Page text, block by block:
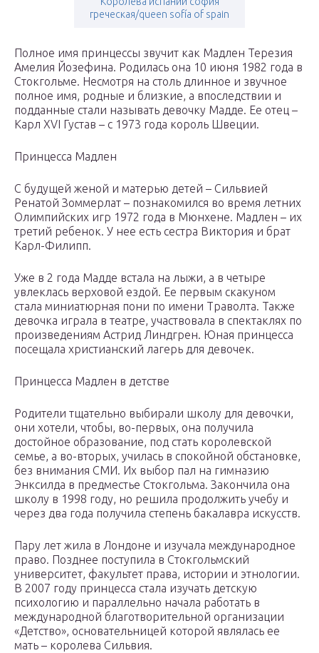
греческая/queen sofía of spain
Полное имя принцессы звучит как Мадлен Терезия
Амелия Йозефина. Родилась она 10 июня 1982 года в
Стокгольме. Несмотря на столь длинное и звучное
полное имя, родные и близкие, а впоследствии и
подданные стали называть девочку Мадде. Ее отец –
Карл XVI Густав – с 1973 года король Швеции.
Принцесса Мадлен
С будущей женой и матерью детей – Сильвией
Ренатой Зоммерлат – познакомился во время летних
Олимпийских игр 1972 года в Мюнхене. Мадлен – их
третий ребенок. У нее есть сестра Виктория и брат
Карл-Филипп.
Уже в 2 года Мадде встала на лыжи, а в четыре
увлеклась верховой ездой. Ее первым скакуном
стала миниатюрная пони по имени Траволта. Также
девочка играла в театре, участвовала в спектаклях по
произведениям Астрид Линдгрен. Юная принцесса
посещала христианский лагерь для девочек.
Принцесса Мадлен в детстве
Родители тщательно выбирали школу для девочки,
они хотели, чтобы, во-первых, она получила
достойное образование, под стать королевской
семье, а во-вторых, училась в спокойной обстановке,
без внимания СМИ. Их выбор пал на гимназию
Энксилда в предместье Стокгольма. Закончила она
школу в 1998 году, но решила продолжить учебу и
через два года получила степень бакалавра искусств.
Пару лет жила в Лондоне и изучала международное
право. Позднее поступила в Стокгольмский
университет, факультет права, истории и этнологии.
В 2007 году принцесса стала изучать детскую
психологию и параллельно начала работать в
международной благотворительной организации
«Детство», основательницей которой являлась ее
мать – королева Сильвия.